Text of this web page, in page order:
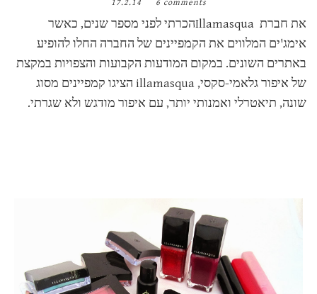
17.2.14 6 comments
את חברת Illamasquaהכרתי לפני מספר שנים, כאשר
אימג'ים המלווים את הקמפיינים של החברה החלו להופיע
באתרים השונים. במקום המודעות הקבועות והצפויות במקצת
של איפור גלאמי-סקסי, illamasqua הציגו קמפיינים מסוג
שונה, תיאטרלי ואמנותי יותר, עם איפור מודגש ולא שגרתי.